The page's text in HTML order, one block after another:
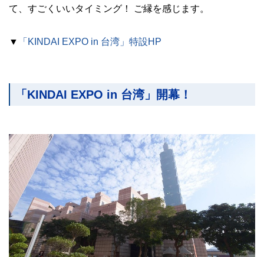
て、すごくいいタイミング！ ご縁を感じます。
▼ 「KINDAI EXPO in 台湾」特設HP
「KINDAI EXPO in 台湾」開幕！